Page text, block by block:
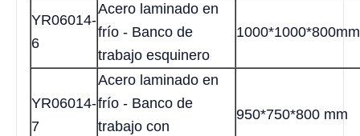
YR06014-
6
Acero laminado en
frío - Banco de
trabajo esquinero
1000*1000*800mm
YR06014-
7
Acero laminado en
frío - Banco de
trabajo con
950*750*800 mm